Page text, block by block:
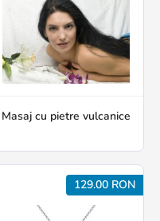
Masaj cu pietre vulcanice
129.00 RON